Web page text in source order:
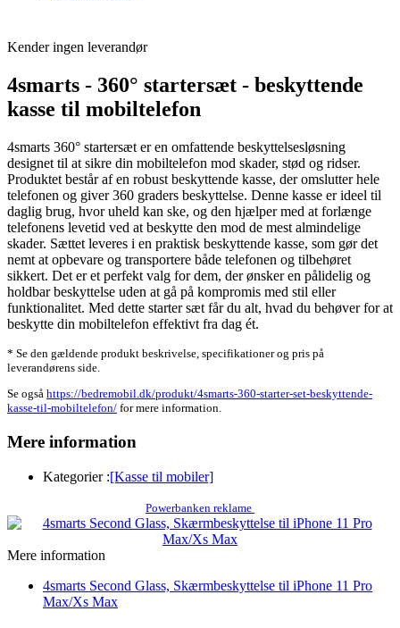
Kender ingen leverandør
4smarts - 360° startersæt - beskyttende
kasse til mobiltelefon
4smarts 360° startersæt er en omfattende beskyttelsesløsning
designet til at sikre din mobiltelefon mod skader, stød og ridser.
Produktet består af en robust beskyttende kasse, der omslutter hele
telefonen og giver 360 graders beskyttelse. Denne kasse er ideel til
daglig brug, hvor uheld kan ske, og den hjælper med at forlænge
telefonens levetid ved at beskytte den mod de mest almindelige
skader. Sættet leveres i en praktisk beskyttende kasse, som gør det
nemt at opbevare og transportere både telefonen og tilbehøret
sikkert. Det er et perfekt valg for dem, der ønsker en pålidelig og
holdbar beskyttelse uden at gå på kompromis med stil eller
funktionalitet. Med dette starter sæt får du alt, hvad du behøver for at
beskytte din mobiltelefon effektivt fra dag ét.
* Se den gældende produkt beskrivelse, specifikationer og pris på
leverandørens side.
Se også https://bedremobil.dk/produkt/4smarts-360-starter-set-beskyttende-
kasse-til-mobiltelefon/ for mere information.
Mere information
Kategorier :[Kasse til mobiler]
Powerbanken reklame
Mere information
4smarts Second Glass, Skærmbeskyttelse til iPhone 11 Pro
Max/Xs Max